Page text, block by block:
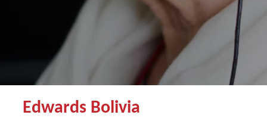
Edwards Bolivia